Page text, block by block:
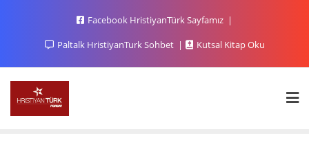
Facebook HristiyanTürk Sayfamız
Paltalk HristiyanTurk Sohbet
Kutsal Kitap Oku